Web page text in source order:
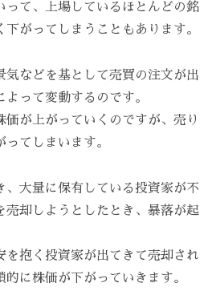
って、上場しているほとんどの銘
がってしまうこともあります。
気などを基として売買の注文が出
って変動するのです。
価が上がっていくのですが、売り
てしまいます。
、大量に保有している投資家が不
売却しようとしたとき、暴落が起
を抱く投資家が出てきて売却され
に株価が下がっていきます。